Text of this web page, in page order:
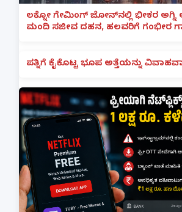
ಲಕ್ನೋ ಗೇಮಿಂಗ್ ಜೋನ್‌ನಲ್ಲಿ ಭೀಕರ ಅಗ್ನಿ
ಮಂದಿ ಸಜೀವ ದಹನ, ಹಲವರಿಗೆ ಗಂಭೀರ
ಪತ್ನಿಗೆ ಕೈಕೊಟ್ಟ ಭೂಪ ಅತ್ತೆಯನ್ನು